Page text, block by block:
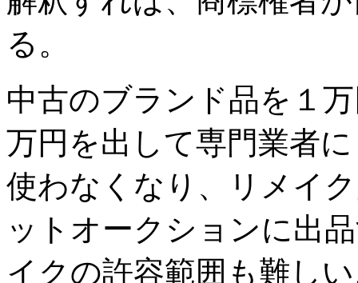
る。
中古のブランド品を１
万円を出して専門業者
使わなくなり、リメイ
ットオークションに出
イクの許容範囲も難し